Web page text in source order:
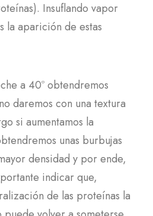
Insuflando vapor
la aparición de estas
a 40º obtendremos
daremos con una textura
si aumentamos la
unas burbujas
densidad y por ende,
indicar que,
de las proteínas la